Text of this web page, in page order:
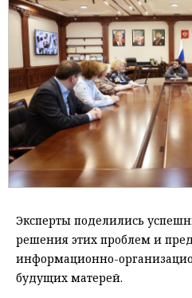
Эксперты поделились
решения этих проблем и
информационно-
будущих матерей.